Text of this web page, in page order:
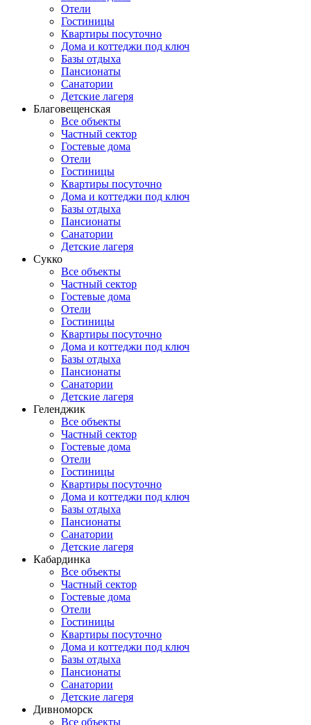
Отели
Гостиницы
Квартиры посуточно
Дома и коттеджи под ключ
Базы отдыха
Пансионаты
Санатории
Детские лагеря
Благовещенская
Все объекты
Частный сектор
Гостевые дома
Отели
Гостиницы
Квартиры посуточно
Дома и коттеджи под ключ
Базы отдыха
Пансионаты
Санатории
Детские лагеря
Сукко
Все объекты
Частный сектор
Гостевые дома
Отели
Гостиницы
Квартиры посуточно
Дома и коттеджи под ключ
Базы отдыха
Пансионаты
Санатории
Детские лагеря
Геленджик
Все объекты
Частный сектор
Гостевые дома
Отели
Гостиницы
Квартиры посуточно
Дома и коттеджи под ключ
Базы отдыха
Пансионаты
Санатории
Детские лагеря
Кабардинка
Все объекты
Частный сектор
Гостевые дома
Отели
Гостиницы
Квартиры посуточно
Дома и коттеджи под ключ
Базы отдыха
Пансионаты
Санатории
Детские лагеря
Дивноморск
Все объекты